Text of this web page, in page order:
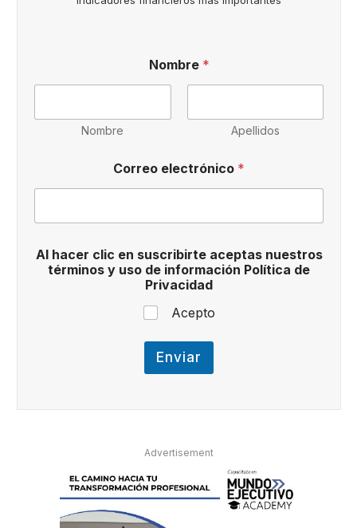
Nombre *
Nombre Apellidos
c
e
s
e
n
Correo electrónico *
Al hacer clic en suscribirte aceptas nuestros
términos y uso de información Política de
Privacidad
Acepto
Enviar
Advertisement